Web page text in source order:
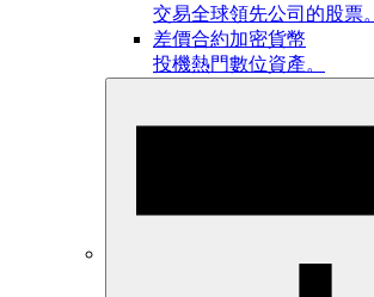
交易全球領先公司的股票。
差價合約加密貨幣
投機熱門數位資產。